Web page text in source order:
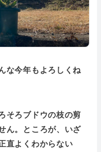
な今年もよろしくね
そろブドウの枝の剪
ん。ところが、いざ
直よくわからない